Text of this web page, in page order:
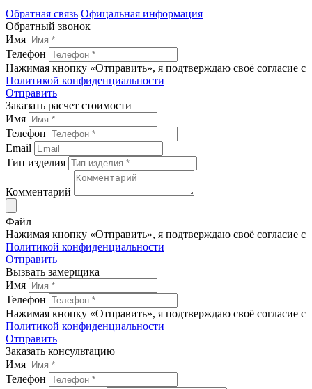
Обратная связь Офицальная информация
Обратный звонок
Имя
Телефон
Нажимая кнопку «Отправить», я подтверждаю своё согласие с
Политикой конфиденциальности
Отправить
Заказать расчет стоимости
Имя
Телефон
Email
Тип изделия
Комментарий
Файл
Нажимая кнопку «Отправить», я подтверждаю своё согласие с
Политикой конфиденциальности
Отправить
Вызвать замерщика
Имя
Телефон
Нажимая кнопку «Отправить», я подтверждаю своё согласие с
Политикой конфиденциальности
Отправить
Заказать консультацию
Имя
Телефон